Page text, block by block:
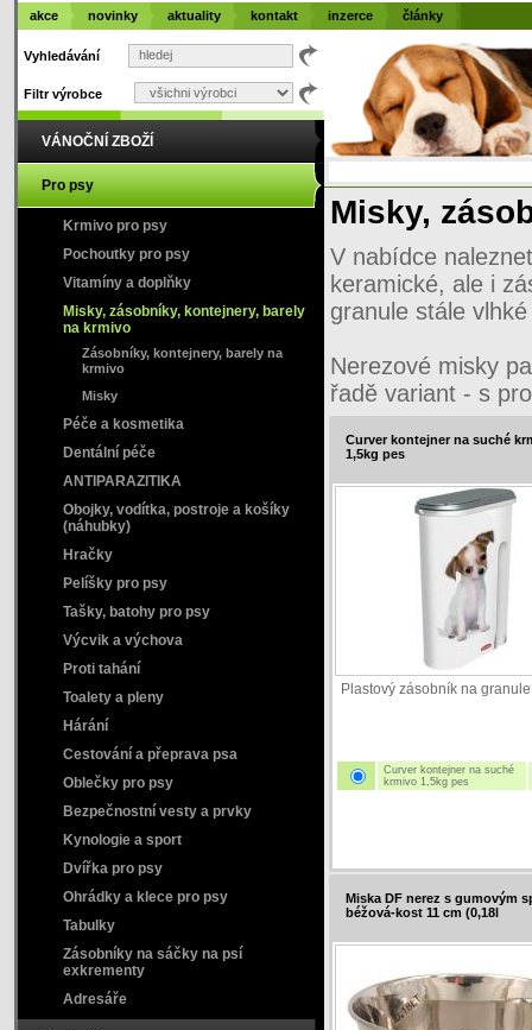
Misky,
V nabídce
keramické, ale i
granule stále
Nerezové misky
řadě variant - s
Curver kontejner na suché
1,5kg pes
Plastový zásobník na
Curver kontejner na suché
krmivo 1,5kg pes
Miska DF nerez s gumovým
béžová-kost 11 cm (0,18l
Vyhledávání
Filtr výrobce
VÁNOČNÍ ZBOŽÍ
Pro psy
Krmivo pro psy
Pochoutky pro psy
Vitamíny a doplňky
Misky, zásobníky, kontejnery, barely
na krmivo
Zásobníky, kontejnery, barely na
krmivo
Misky
Péče a kosmetika
Dentální péče
ANTIPARAZITIKA
Obojky, vodítka, postroje a košíky
(náhubky)
Hračky
Pelíšky pro psy
Tašky, batohy pro psy
Výcvik a výchova
Proti tahání
Toalety a pleny
Hárání
Cestování a přeprava psa
Oblečky pro psy
Bezpečnostní vesty a prvky
Kynologie a sport
Dvířka pro psy
Ohrádky a klece pro psy
Tabulky
Zásobníky na sáčky na psí
exkrementy
Adresáře
akce novinky aktuality kontakt inzerce články